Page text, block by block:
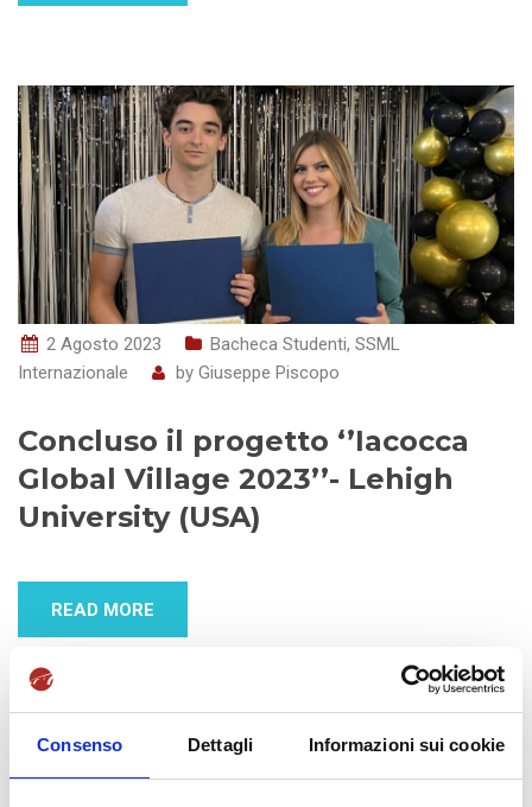
Consenso Dettagli Informazioni sui cookie
2 Agosto 2023 Bacheca Studenti, SSML
Internazionale
by Giuseppe Piscopo
Concluso il progetto ‘’Iacocca
Global Village 2023’’- Lehigh
University (USA)
READ MORE